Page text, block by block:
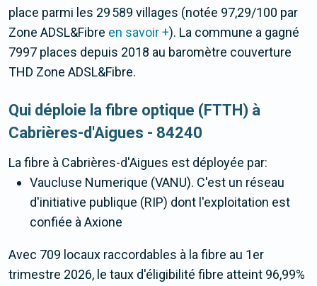
place parmi les 29 589 villages (notée 97,29/100 par
Zone ADSL&Fibre en savoir +). La commune a gagné
7997 places depuis 2018 au baromètre couverture
THD Zone ADSL&Fibre.
Qui déploie la fibre optique (FTTH) à
Cabrières-d'Aigues - 84240
La fibre à Cabrières-d'Aigues est déployée par:
Vaucluse Numerique (VANU). C'est un réseau
d'initiative publique (RIP) dont l'exploitation est
confiée à Axione
Avec 709 locaux raccordables à la fibre au 1er
trimestre 2026, le taux d'éligibilité fibre atteint 96,99%